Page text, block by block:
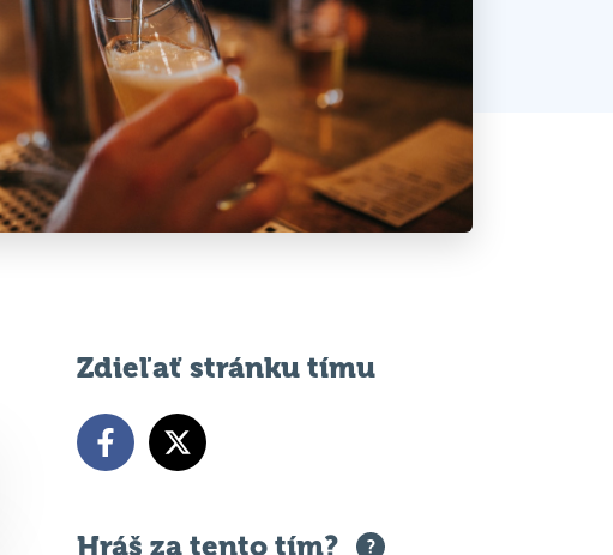
Zdieľať stránku tímu
Hráš za tento tím?